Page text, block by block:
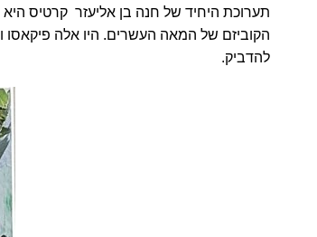
תערוכת היחיד של חנה בן אליעזר קרטיס
הקוביזם של המאה העשרים. היו אלה פיקאסו
להדביק.